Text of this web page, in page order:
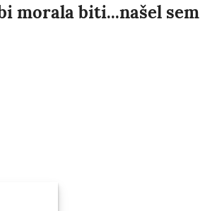
morala biti...našel sem